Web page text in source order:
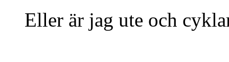
Eller är jag ute och